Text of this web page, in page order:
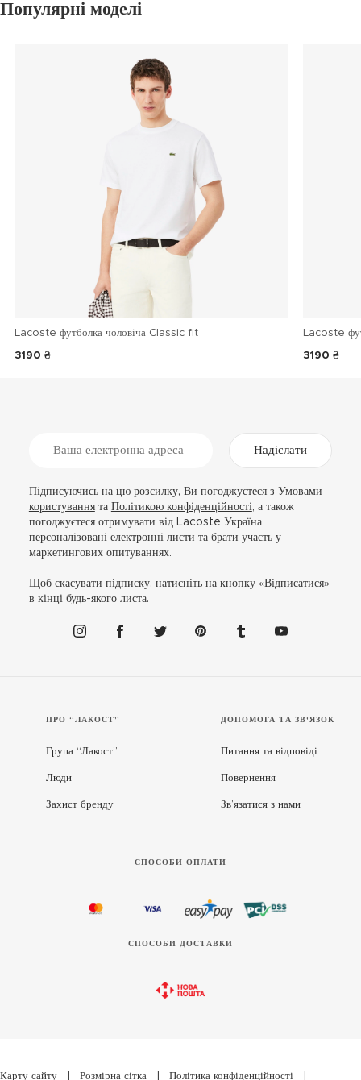
Популярні моделі
Lacoste футболка чоловіча Classic fit
3190 ₴
Lacoste
3190 ₴
Надіслати
Підписуючись на цю розсилку, Ви погоджуєтеся з Умовами
користуваннята Політикою конфіденційності, а також
погоджуєтеся отримувати від Lacoste Україна
персоналізовані електронні листи та брати участь у
маркетингових опитуваннях.
Щоб скасувати підписку, натисніть на кнопку «Відписатися»
в кінці будь-якого листа.
ПРО “ЛАКОСТ”
Група “Лакост”
Люди
Захист бренду
ДОПОМОГА ТА ЗВ'ЯЗОК
Питання та відповіді
Повернення
Зв’язатися з нами
СПОСОБИ ОПЛАТИ
СПОСОБИ ДОСТАВКИ
Карту сайту Розмірна сітка Політика конфіденційності